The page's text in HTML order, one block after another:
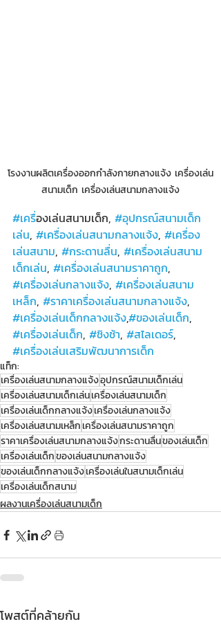
โรงงานผลิตเครื่องออกกำลังกายกลางแจ้ง เครื่องเล่น
สนามเด็ก เครื่องเล่นสนามกลางแจ้ง
#เครื่องเล่นสนามเด็ก, #อุปกรณ์สนามเด็ก
เล่น, #เครื่องเล่นสนามกลางแจ้ง, #เครื่อง
เล่นสนาม, #กระดานลื่น, #เครื่องเล่นสนาม
เด็กเล่น, #เครื่องเล่นสนามราคาถูก,
#เครื่องเล่นกลางแจ้ง, #เครื่องเล่นสนาม
เหล็ก, #ราคาเครื่องเล่นสนามกลางแจ้ง,
#เครื่องเล่นเด็กกลางแจ้ง,#ของเล่นเด็ก,
#เครื่องเล่นเด็ก, #ชิงช้า, #สไลเดอร์,
#เครื่องเล่นเสริมพัฒนาการเด็ก
แท็ก:
เครื่องเล่นสนามกลางแจ้งอุปกรณ์สนามเด็กเล่น
เครื่องเล่นสนามเด็กเล่นเครื่องเล่นสนามเด็ก
เครื่องเล่นเด็กกลางแจ้งเครื่องเล่นกลางแจ้ง
เครื่องเล่นสนามเหล็กเครื่องเล่นสนามราคาถูก
ราคาเครื่องเล่นสนามกลางแจ้งกระดานลื่นของเล่นเด็ก
เครื่องเล่นเด็กของเล่นสนามกลางแจ้ง
ของเล่นเด็กกลางแจ้งเครื่องเล่นในสนามเด็กเล่น
เครื่องเล่นเด็กสนาม
ผลงานเครื่องเล่นสนามเด็ก
โพสต์ที่คล้ายกัน